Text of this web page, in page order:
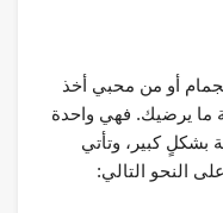
أو من محبي أخذ
ما يرضيك. فهي واحدة
بشكلٍ كبير، وتأتي
النحو التالي: